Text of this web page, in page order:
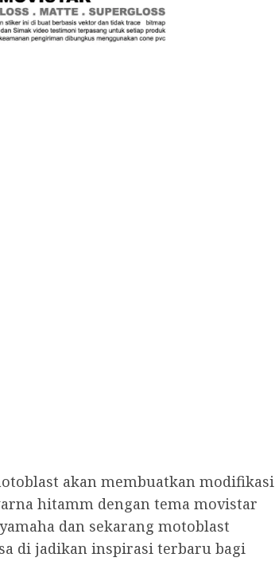
akan membuatkan modifikasi
hitamm dengan tema movistar
dan sekarang motoblast
di jadikan inspirasi terbaru bagi